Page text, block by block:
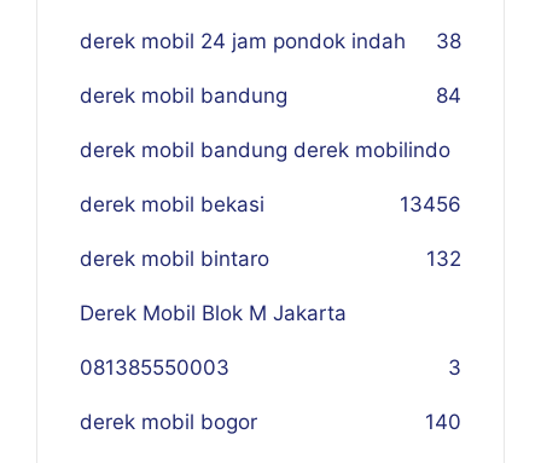
derek mobil 24 jam pondok indah 38
derek mobil bandung 84
derek mobil bandung derek mobilindo
56
derek mobil bekasi 134
derek mobil bintaro 132
Derek Mobil Blok M Jakarta
081385550003 3
derek mobil bogor 140